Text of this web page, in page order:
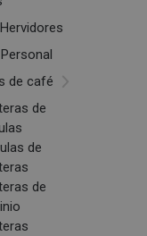
de café
de
de
de